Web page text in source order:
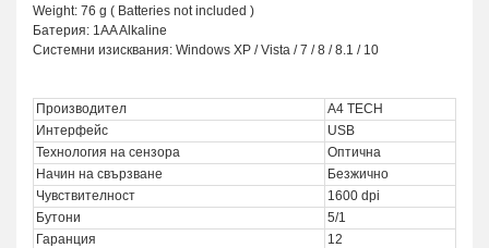
Weight: 76 g ( Batteries not included )
Батерия: 1AA Alkaline
Системни изисквания: Windows XP / Vista / 7 / 8 / 8.1 / 10
Производител
A4 TECH
Интерфейс
USB
Технология на сензора
Оптична
Начин на свързване
Безжично
Чувствителност
1600 dpi
Бутони
5/1
Гаранция
12